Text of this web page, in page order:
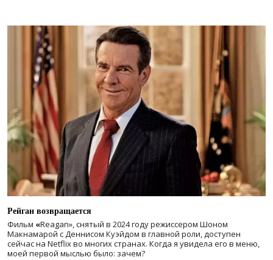
Рейган возвращается
Фильм «Reagan», снятый в 2024 годурежиссером Шоном
Макнамарой с Деннисом Куэйдом в главной роли, доступен
сейчас на Netflix во многих странах. Когда я увидела его в меню,
моей первой мыслью было: зачем?